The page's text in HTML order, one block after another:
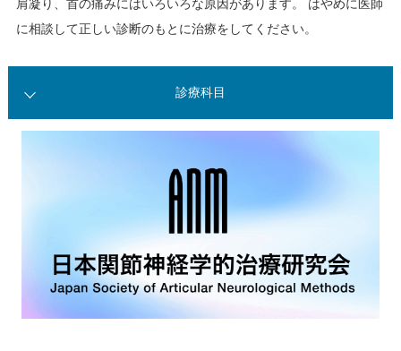
肩凝り、首の痛みにはいろいろな原因があります。 はやめに医師
に相談して正しい診断のもとに治療をしてください。
診療科目
膝・腰・肩の障害
関節運動学的アプローチ
ブロック注射